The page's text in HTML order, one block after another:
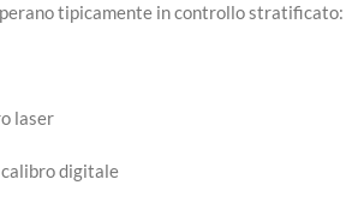
tipicamente in controllo stratificato:
laser
digitale